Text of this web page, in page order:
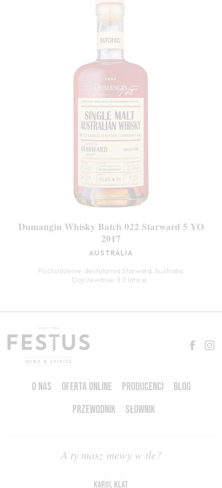
Dumangin Whisky Batch 022 Starward 5 YO
2017
AUSTRALIA
Pochodzenie: destylarnia Starward, Australia.
Dojrzewanie: 3,5 lata w...
O NAS OFERTA ONLINE PRODUCENCI
BLOG
PRZEWODNIK
SŁOWNIK
A ty masz mewy w tle?
Karol Klat